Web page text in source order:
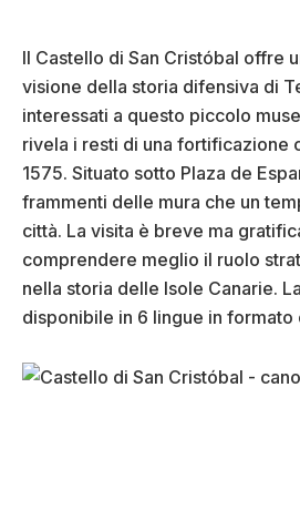
Il Castello di San Cristóbal offre
visione della storia difensiva di
interessati a questo piccolo
rivela i resti di una fortificazione
1575. Situato sotto Plaza de
frammenti delle mura che un
città. La visita è breve ma
comprendere meglio il ruolo
nella storia delle Isole Canarie.
disponibile in 6 lingue in